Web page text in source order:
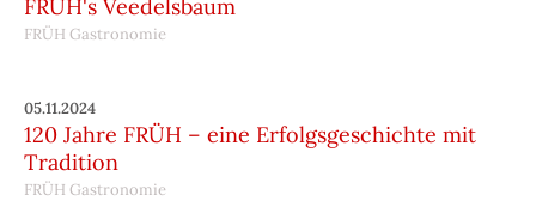
FRÜH's Veedelsbaum
FRÜH Gastronomie
05.11.2024
120 Jahre FRÜH – eine Erfolgsgeschichte mit
Tradition
FRÜH Gastronomie